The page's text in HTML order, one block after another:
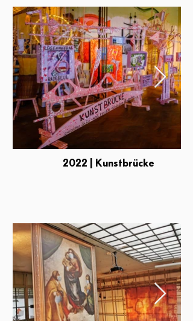
2022 | Kunstbrücke